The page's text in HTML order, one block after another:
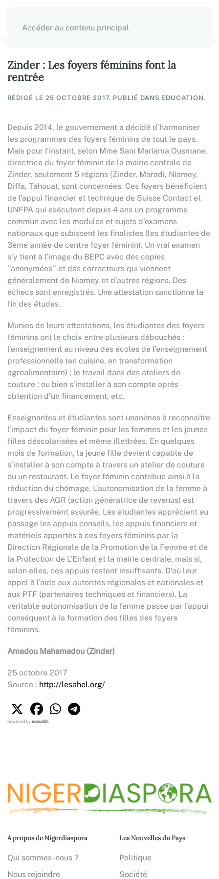
Accéder au contenu principal
Zinder : Les foyers féminins font la
rentrée
RÉDIGÉ LE 25 OCTOBRE 2017. PUBLIÉ DANS EDUCATION.
Depuis 2014, le gouvernement a décidé d’harmoniser
les programmes des foyers féminins de tout le pays.
Mais pour l’instant, selon Mme Sani Mariama Ousmane,
directrice du foyer féminin de la mairie centrale de
Zinder, seulement 5 régions (Zinder, Maradi, Niamey,
Diffa, Tahoua), sont concernées. Ces foyers bénéficient
de l’appui financier et technique de Suisse Contact et
UNFPA qui exécutent depuis 4 ans un programme
commun avec les modules et sujets d’examens
nationaux que subissent les finalistes (les étudiantes de
3ème année de centre foyer féminin). Un vrai examen
s’y tient à l’image du BEPC avec des copies
‘’anonymées’’ et des correcteurs qui viennent
généralement de Niamey et d’autres régions. Des
échecs sont enregistrés. Une attestation sanctionne la
fin des études.
Munies de leurs attestations, les étudiantes des foyers
féminins ont le choix entre plusieurs débouchés :
l’enseignement au niveau des écoles de l’enseignement
professionnelle (en cuisine, en transformation
agroalimentaire) ; le travail dans des ateliers de
couture ; ou bien s’installer à son compte après
obtention d’un financement, etc.
Enseignantes et étudiantes sont unanimes à reconnaitre
l’impact du foyer féminin pour les femmes et les jeunes
filles déscolarisées et même illettrées. En quelques
mois de formation, la jeune fille devient capable de
s’installer à son compte à travers un atelier de couture
ou un restaurant. Le foyer féminin contribue ainsi à la
réduction du chômage. L’autonomisation de la femme à
travers des AGR (action génératrice de revenus) est
progressivement assurée. Les étudiantes apprécient au
passage les appuis conseils, les appuis financiers et
matériels apportés à ces foyers féminins par la
Direction Régionale de la Promotion de la Femme et de
la Protection de L’Enfant et la mairie centrale, mais si,
selon elles, ces appuis restent insuffisants. D’où leur
appel à l’aide aux autorités régionales et nationales et
aux PTF (partenaires techniques et financiers). La
véritable autonomisation de la femme passe par l’appui
conséquent à la formation des filles des foyers
féminins.
Amadou Mahamadou (Zinder)
25 octobre 2017
Source : http://lesahel.org/
powered bysocial2s
A propos de Nigerdiaspora
Qui sommes-nous ?
Nous rejoindre
Les Nouvelles du Pays
Politique
Société